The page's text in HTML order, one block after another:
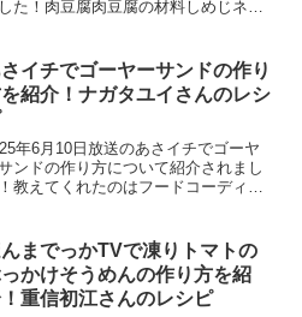
た！肉豆腐肉豆腐の材料しめじネギ
り混ぜ合わせておくと冷蔵保存で1か
らい...
イチでゴーヤーサンドの作り
紹介！ナガタユイさんのレシ
年6月10日放送のあさイチでゴーヤ
ンドの作り方について紹介されまし
教えてくれたのはフードコーディネ
ー：120g塩：少々かつお節：5g茹で
むね肉や...
までっかTVで凍りトマトの
かけそうめんの作り方を紹
重信初江さんのレシピ